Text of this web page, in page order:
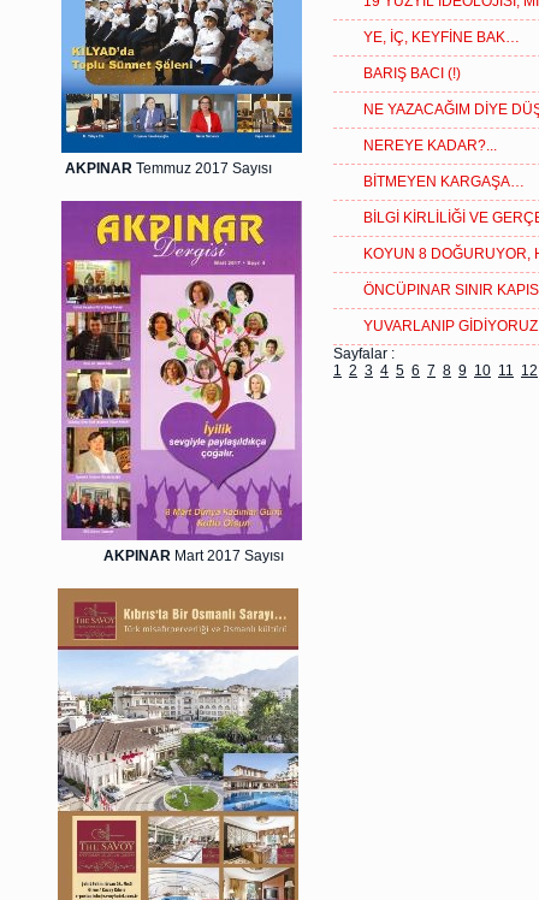
AKPINAR Temmuz 2017 Sayısı
AKPINAR Mart 2017 Sayısı
YE, İÇ, KEYFİNE BAK…
BARIŞ BACI (!)
NE YAZACAĞIM DİYE
NEREYE KADAR?...
BİTMEYEN KARGAŞA…
BİLGİ KİRLİLİĞİ VE
KOYUN 8
ÖNCÜPINAR SINIR
YUVARLANIP
Sayfalar :
1 2 3 4 5 6 7 8 9 10 11 12